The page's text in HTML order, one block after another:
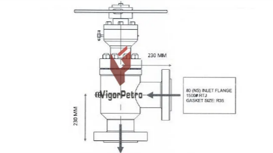
ПРОДУКЦИЯ